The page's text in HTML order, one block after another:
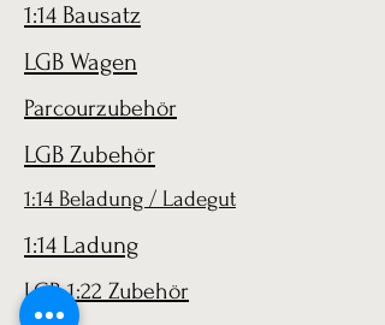
1:14 Bausatz
LGB Wagen
Parcourzubehör
LGB Zubehör
1:14 Beladung / Ladegut
1:14 Ladung
LGB 1:22 Zubehör